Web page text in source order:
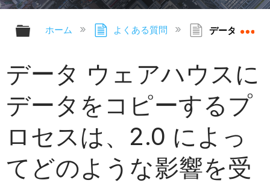
グローバル階層を展開/折りたたむ
ホーム よくある質問 データ ウェア
データ ウェアハウスに
データをコピーするプ
ロセスは、2.0 によっ
てどのような影響を受